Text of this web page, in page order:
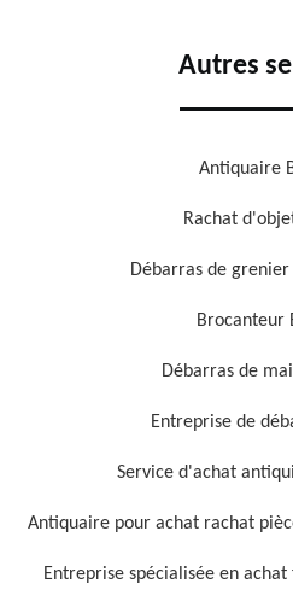
Autres
Antiquaire
Rachat
Débarras de
Brocanteur
Débarras de
Entreprise de
Service d'achat
Antiquaire pour achat rachat
Entreprise spécialisée en